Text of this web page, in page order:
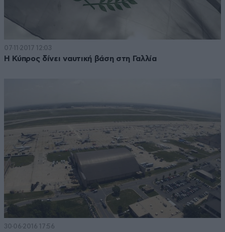
07·11·2017 12:03
Η Κύπρος δίνει ναυτική βάση στη Γαλλία
30·06·2016 17:56